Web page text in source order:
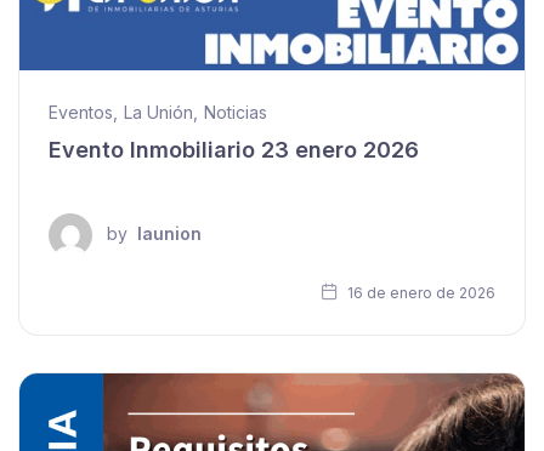
Eventos La Unión Noticias
Evento Inmobiliario 23 enero 2026
by launion
16 de enero de 2026